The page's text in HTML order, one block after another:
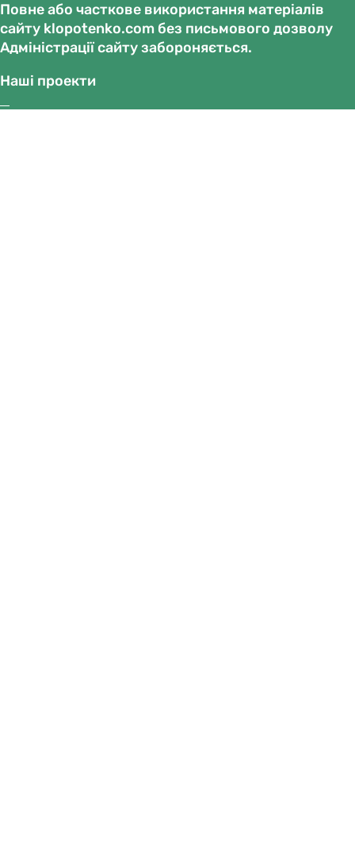
Повне або часткове використання матеріалів
сайту klopotenko.com без письмового дозволу
Адміністрації сайту забороняється.
Наші проекти